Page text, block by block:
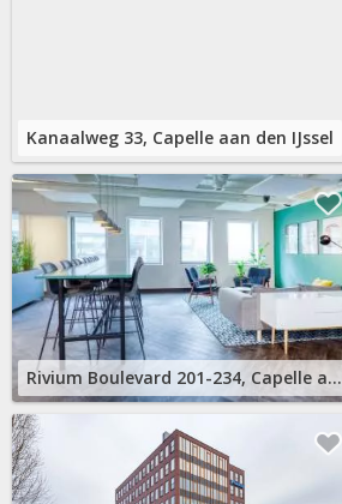
Kanaalweg 33, Capelle aan den IJssel
Rivium Boulevard 201-234, Capelle aan den IJssel